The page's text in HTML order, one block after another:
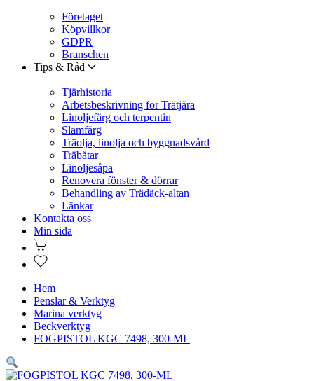
Företaget
Köpvillkor
GDPR
Branschen
Tips & Råd
Tjärhistoria
Arbetsbeskrivning för Trätjära
Linoljefärg och terpentin
Slamfärg
Träolja, linolja och byggnadsvård
Träbåtar
Linoljesåpa
Renovera fönster & dörrar
Behandling av Trädäck-altan
Länkar
Kontakta oss
Min sida
Hem
Penslar & Verktyg
Marina verktyg
Beckverktyg
FOGPISTOL KGC 7498, 300-ML